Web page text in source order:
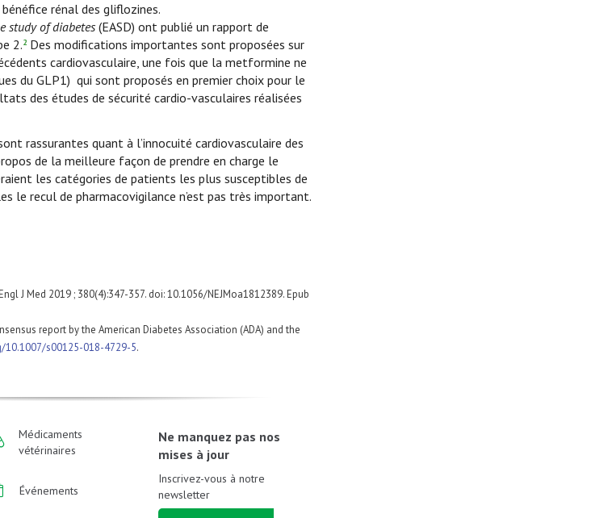
rénal des gliflozines.
study of diabetes(EASD) ont publié un rapport de
2.2 Des modifications importantes sont proposées sur
cardiovasculaire, une fois que la metformine ne
du GLP1) qui sont proposés en premier choix pour le
des études de sécurité cardio-vasculaires réalisées
rassurantes quant à l’innocuité cardiovasculaire des
de la meilleure façon de prendre en charge le
les catégories de patients les plus susceptibles de
le recul de pharmacovigilance n’est pas très important.
J Med 2019 ; 380(4):347-357. doi: 10.1056/NEJMoa1812389. Epub
report by the American Diabetes Association (ADA) and the
s00125-018-4729-5.
Médicaments
vétérinaires
Événements
Ne manquez pas nos
mises à jour
Inscrivez-vous à notre
newsletter